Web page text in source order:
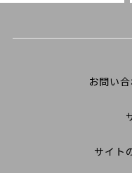
お問い
サイト